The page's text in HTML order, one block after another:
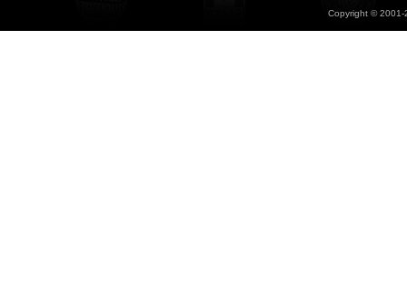
Copyright ©